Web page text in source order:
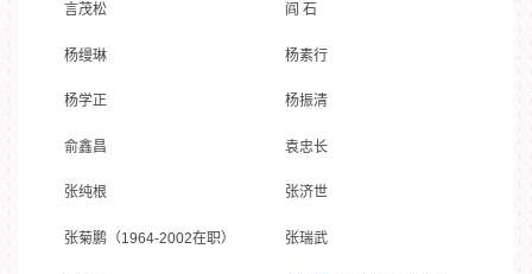
言茂松 阎 石
杨缦琳 杨素行
杨学正 杨振清
俞鑫昌 袁忠长
张纯根 张济世
张菊鹏（1964-2002在职） 张瑞武